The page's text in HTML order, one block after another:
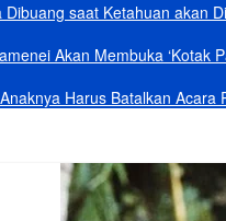
saat Ketahuan akan
Akan Membuka ‘Kotak
Harus Batalkan Acara